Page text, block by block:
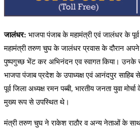
जालंधर: भाजपा पंजाब के महामंत्री एवं जालंधर के पूर्व
महामंत्री तरुण चुघ के जालंधर प्रवास के दौरान
पुष्पगुच्छ भेंट कर अभिनंदन एव स्वागत किया।
भाजपा पंजाब प्रदेश के उपाध्यक्ष एवं आनंदपुर साहिब
पूर्व जिला अध्यक्ष रमन पब्बी, भारतीय जनता युवा
मुख्य रूप से उपस्थित थे।
मंत्री तरुण चुघ ने राकेश राठौर व अन्य नेताओं के साथ